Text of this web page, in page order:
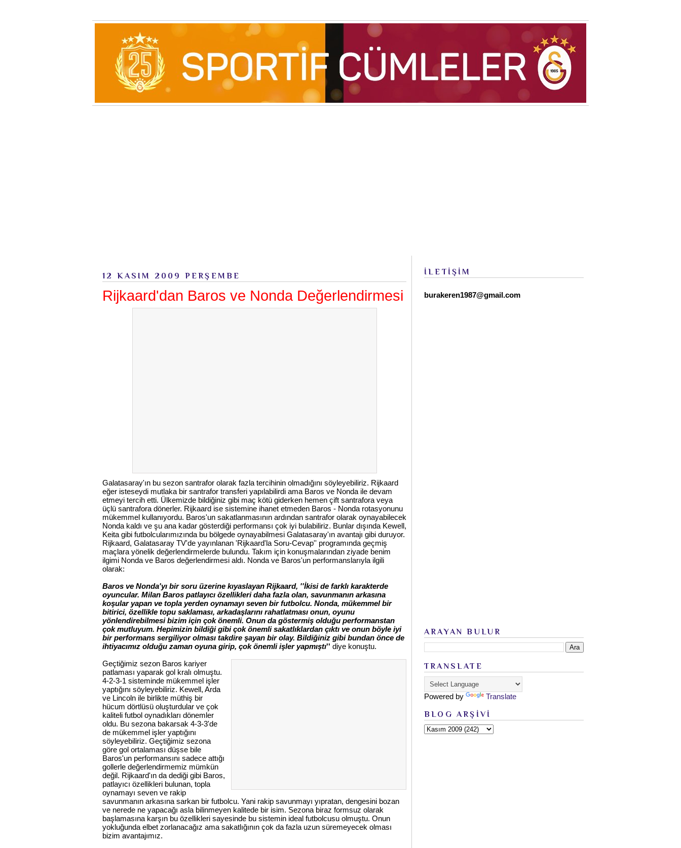
12 KASIM 2009 PERŞEMBE
Rijkaard'dan Baros ve Nonda Değerlendirmesi
Galatasaray'ın bu sezon santrafor olarak fazla tercihinin olmadığını söyleyebiliriz. Rijkaard
eğer isteseydi mutlaka bir santrafor transferi yapılabilirdi ama Baros ve Nonda ile devam
etmeyi tercih etti. Ülkemizde bildiğiniz gibi maç kötü giderken hemen çift santrafora veya
üçlü santrafora dönerler. Rijkaard ise sistemine ihanet etmeden Baros - Nonda rotasyonunu
mükemmel kullanıyordu. Baros'un sakatlanmasının ardından santrafor olarak oynayabilecek
Nonda kaldı ve şu ana kadar gösterdiği performansı çok iyi bulabiliriz. Bunlar dışında Kewell,
Keita gibi futbolcularımızında bu bölgede oynayabilmesi Galatasaray'ın avantajı gibi duruyor.
Rijkaard, Galatasaray TV'de yayınlanan 'Rijkaard'la Soru-Cevap'' programında geçmiş
maçlara yönelik değerlendirmelerde bulundu. Takım için konuşmalarından ziyade benim
ilgimi Nonda ve Baros değerlendirmesi aldı. Nonda ve Baros'un performanslarıyla ilgili
olarak:
Baros ve Nonda'yı bir soru üzerine kıyaslayan Rijkaard, ''İkisi de farklı karakterde
oyuncular. Milan Baros patlayıcı özellikleri daha fazla olan, savunmanın arkasına
koşular yapan ve topla yerden oynamayı seven bir futbolcu. Nonda, mükemmel bir
bitirici, özellikle topu saklaması, arkadaşlarını rahatlatması onun, oyunu
yönlendirebilmesi bizim için çok önemli. Onun da göstermiş olduğu performanstan
çok mutluyum. Hepimizin bildiği gibi çok önemli sakatlıklardan çıktı ve onun böyle iyi
bir performans sergiliyor olması takdire şayan bir olay. Bildiğiniz gibi bundan önce de
ihtiyacımız olduğu zaman oyuna girip, çok önemli işler yapmıştı'' diye konuştu.
Geçtiğimiz sezon Baros kariyer
patlaması yaparak gol kralı olmuştu.
4-2-3-1 sisteminde mükemmel işler
yaptığını söyleyebiliriz. Kewell, Arda
ve Lincoln ile birlikte müthiş bir
hücum dörtlüsü oluşturdular ve çok
kaliteli futbol oynadıkları dönemler
oldu. Bu sezona bakarsak 4-3-3'de
de mükemmel işler yaptığını
söyleyebiliriz. Geçtiğimiz sezona
göre gol ortalaması düşse bile
Baros'un performansını sadece attığı
gollerle değerlendirmemiz mümkün
değil. Rijkaard'ın da dediği gibi Baros,
patlayıcı özellikleri bulunan, topla
oynamayı seven ve rakip
savunmanın arkasına sarkan bir futbolcu. Yani rakip savunmayı yıpratan, dengesini bozan
ve nerede ne yapacağı asla bilinmeyen kalitede bir isim. Sezona biraz formsuz olarak
başlamasına karşın bu özellikleri sayesinde bu sistemin ideal futbolcusu olmuştu. Onun
yokluğunda elbet zorlanacağız ama sakatlığının çok da fazla uzun süremeyecek olması
bizim avantajımız.
İLETİŞİM
burakeren1987@gmail.com
ARAYAN BULUR
TRANSLATE
Powered by Translate
BLOG ARŞİVİ